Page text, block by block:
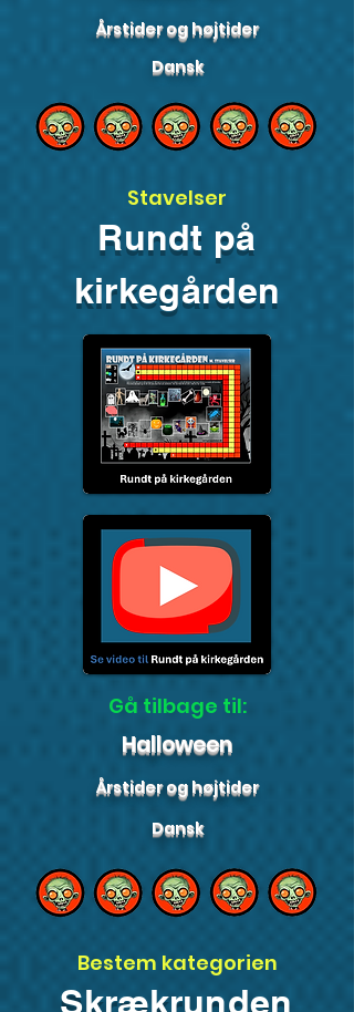
Årstider og højtider
Dansk
Stavelser
Rundt på
kirkegården
Gå tilbage til:
Halloween
Årstider og højtider
Dansk
Bestem kategorien
Skrækrunden